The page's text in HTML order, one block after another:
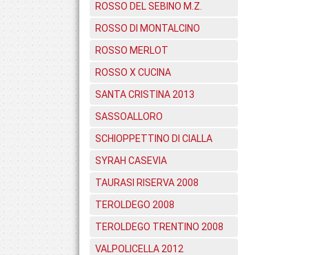
ROSSO DEL SEBINO M.Z.
ROSSO DI MONTALCINO
ROSSO MERLOT
ROSSO X CUCINA
SANTA CRISTINA 2013
SASSOALLORO
SCHIOPPETTINO DI CIALLA
SYRAH CASEVIA
TAURASI RISERVA 2008
TEROLDEGO 2008
TEROLDEGO TRENTINO 2008
VALPOLICELLA 2012